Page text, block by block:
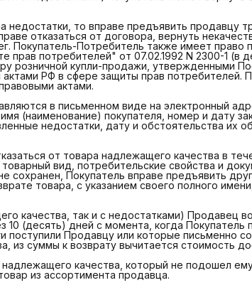
недостатки, то вправе предъявить продавцу
отказаться от договора, вернуть
Покупатель-Потребитель также имеет право
прав потребителей" от 07.02.1992 N 2300-1 (в
розничной купли-продажи, утвержденными
актами РФ в сфере защиты прав потребителей.
актами.
в письменном виде на электронный
(наименование) покупателя, номер и дату
недостатки, дату и обстоятельства их
от товара надлежащего качества в
вид, потребительские свойства и
сохранен, Покупатель вправе предъявить
товара, с указанием своего полного
качества, так и с недостатками) Продавец
10 (десять) дней с момента, когда Покупатель
поступили Продавцу или которые письменно
из суммы к возврату вычитается стоимость
качества, который не подошел
из ассортимента продавца.